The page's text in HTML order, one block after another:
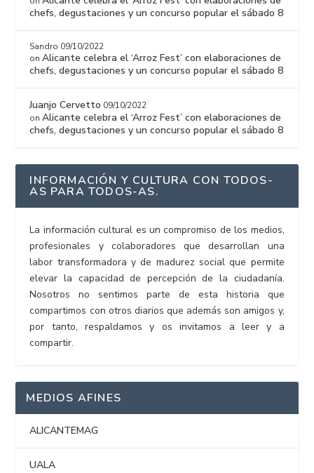
chefs, degustaciones y un concurso popular el sábado 8
Sandro 09/10/2022
onAlicante celebra el ‘Arroz Fest’ con elaboraciones de
chefs, degustaciones y un concurso popular el sábado 8
Juanjo Cervetto 09/10/2022
onAlicante celebra el ‘Arroz Fest’ con elaboraciones de
chefs, degustaciones y un concurso popular el sábado 8
INFORMACIÓN Y CULTURA CON TODOS-
AS PARA TODOS-AS.
La información cultural es un compromiso de los medios,
profesionales y colaboradores que desarrollan una
labor transformadora y de madurez social que permite
elevar la capacidad de percepción de la ciudadanía.
Nosotros no sentimos parte de esta historia que
compartimos con otros diarios que además son amigos y,
por tanto, respaldamos y os invitamos a leer y a
compartir.
MEDIOS AFINES
ALICANTEMAG
UALA